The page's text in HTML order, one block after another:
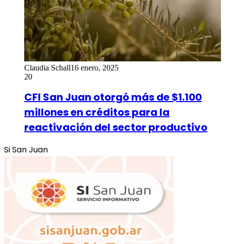
Claudia Schall16 enero, 2025
20
CFI San Juan otorgó más de $1.100
millones en créditos para la
reactivación del sector productivo
Si San Juan